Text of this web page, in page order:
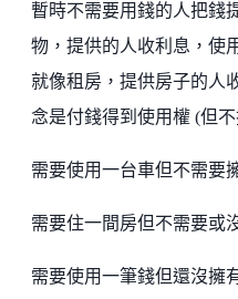
暫時不需要用錢的人把錢
物，提供的人收利息，使
就像租房，提供房子的人
念是付錢得到使用權 (但
需要使用一台車但不需要
需要住一間房但不需要或
需要使用一筆錢但還沒擁